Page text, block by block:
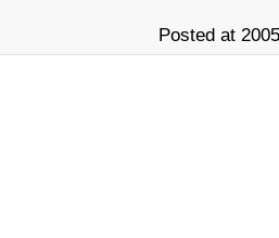
Posted at